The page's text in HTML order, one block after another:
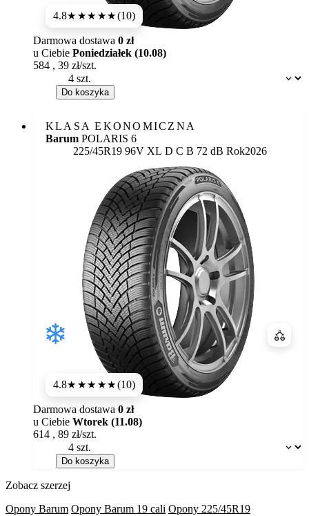
4.8★★★★★(10)
Dostępność:
Darmowa dostawa 0 zł
u Ciebie Poniedziałek (10.08)
584 , 39 zł/szt.
Do koszyka
KLASA EKONOMICZNA
Barum POLARIS 6
225/45R19 96V XL Etykieta:
D C B 72 dB Rok2026
4.8★★★★★(10)
Dostępność:
Darmowa dostawa 0 zł
u Ciebie Wtorek (11.08)
614 , 89 zł/szt.
Do koszyka
Zobacz szerzej
Opony Barum Opony Barum 19 cali Opony 225/45R19